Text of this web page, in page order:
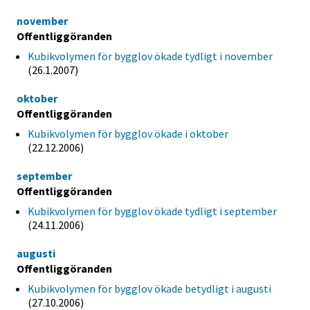
november
Offentliggöranden
Kubikvolymen för bygglov ökade tydligt i november
(26.1.2007)
oktober
Offentliggöranden
Kubikvolymen för bygglov ökade i oktober
(22.12.2006)
september
Offentliggöranden
Kubikvolymen för bygglov ökade tydligt i september
(24.11.2006)
augusti
Offentliggöranden
Kubikvolymen för bygglov ökade betydligt i augusti
(27.10.2006)